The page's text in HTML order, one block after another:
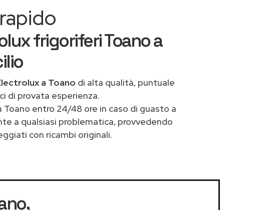
frigoriferi Toano a
a Toano di alta qualità, puntuale
di provata esperienza.
entro 24/48 ore in caso di guasto a
a qualsiasi problematica, provvedendo
con ricambi originali.
,